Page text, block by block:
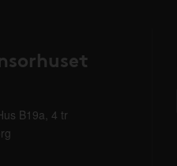
B19a, 4 tr